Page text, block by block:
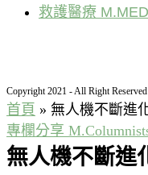
救護醫療
Copyright 2021 - All Right Reserved
首頁 » 無人機不斷進
專欄分享
無人機不斷進